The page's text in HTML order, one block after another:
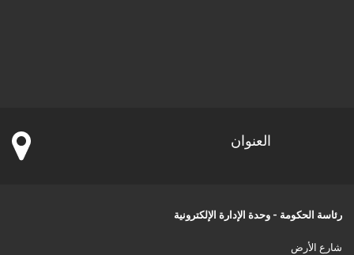
العنوان
رئاسة الحكومة - وحدة الإدارة الإلكترونية
شارع الأرض